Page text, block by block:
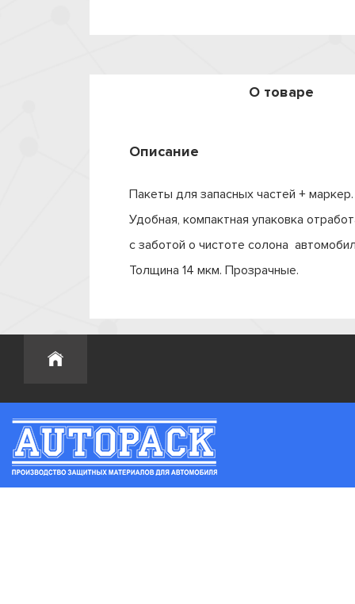
О товаре
Описание
Пакеты для запасных частей + маркер.
Удобная, компактная упаковка
с заботой о чистоте солона
Толщина 14 мкм. Прозрачные.